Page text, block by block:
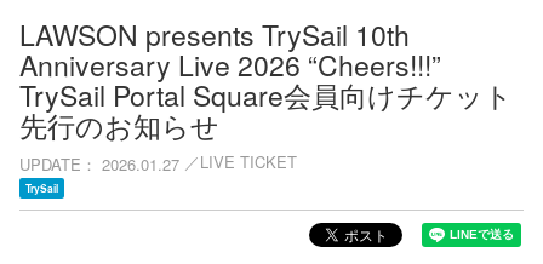
LAWSON presents TrySail 10th
Anniversary Live 2026 “Cheers!!!”
TrySail Portal Square会員向けチケット
先行のお知らせ
UPDATE 2026.01.27 LIVE TICKET
TrySail